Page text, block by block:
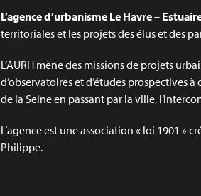
L’agence d’urbanisme Le Havre –
territoriales et les projets des élus et des
L’AURH mène des missions de projets
d’observatoires et d’études prospectives
de la Seine en passant par la ville,
L’agence est une association « loi 1901 »
Philippe.